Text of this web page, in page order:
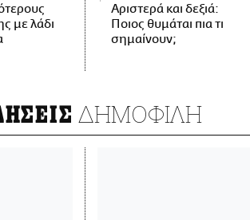
με λάδι
Αριστερά και δεξιά:
Ποιος θυμάται πια τι
σημαίνουν;
ΔΗΜΟΦΙΛΗ